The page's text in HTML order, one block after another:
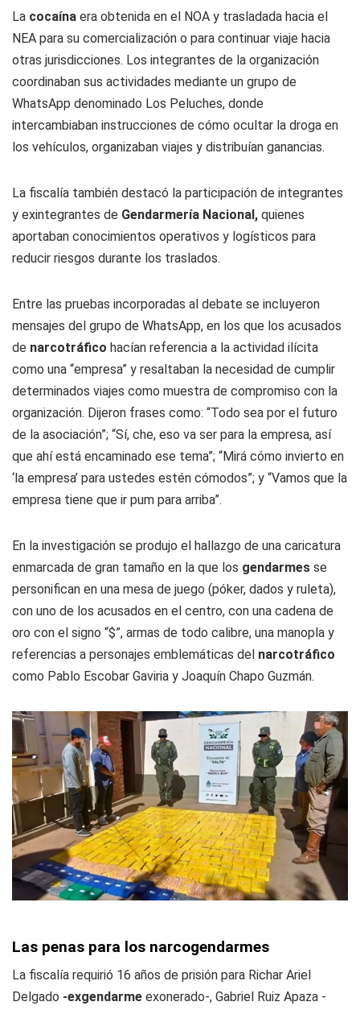
La cocaína era obtenida en el NOA y trasladada hacia el
NEA para su comercialización o para continuar viaje hacia
otras jurisdicciones. Los integrantes de la organización
coordinaban sus actividades mediante un grupo de
WhatsApp denominado Los Peluches, donde
intercambiaban instrucciones de cómo ocultar la droga en
los vehículos, organizaban viajes y distribuían ganancias.
La fiscalía también destacó la participación de integrantes
y exintegrantes de Gendarmería Nacional, quienes
aportaban conocimientos operativos y logísticos para
reducir riesgos durante los traslados.
Entre las pruebas incorporadas al debate se incluyeron
mensajes del grupo de WhatsApp, en los que los acusados
de narcotráfico hacían referencia a la actividad ilícita
como una “empresa” y resaltaban la necesidad de cumplir
determinados viajes como muestra de compromiso con la
organización. Dijeron frases como: “Todo sea por el futuro
de la asociación”; “Sí, che, eso va ser para la empresa, así
que ahí está encaminado ese tema”; “Mirá cómo invierto en
‘la empresa’ para ustedes estén cómodos”; y “Vamos que la
empresa tiene que ir pum para arriba”.
En la investigación se produjo el hallazgo de una caricatura
enmarcada de gran tamaño en la que los gendarmes se
personifican en una mesa de juego (póker, dados y ruleta),
con uno de los acusados en el centro, con una cadena de
oro con el signo “$”, armas de todo calibre, una manopla y
referencias a personajes emblemáticas del narcotráfico
como Pablo Escobar Gaviria y Joaquín Chapo Guzmán.
Las penas para los narcogendarmes
La fiscalía requirió 16 años de prisión para Richar Ariel
Delgado -exgendarme exonerado-, Gabriel Ruiz Apaza -